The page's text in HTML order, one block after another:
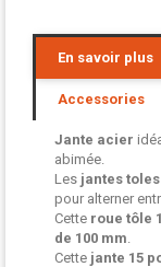
En savoir plus
Accessories
Jante acier
abimée.
Les jantes toles
pour alterner
Cette roue tôle
de 100 mm.
Cette jante 15